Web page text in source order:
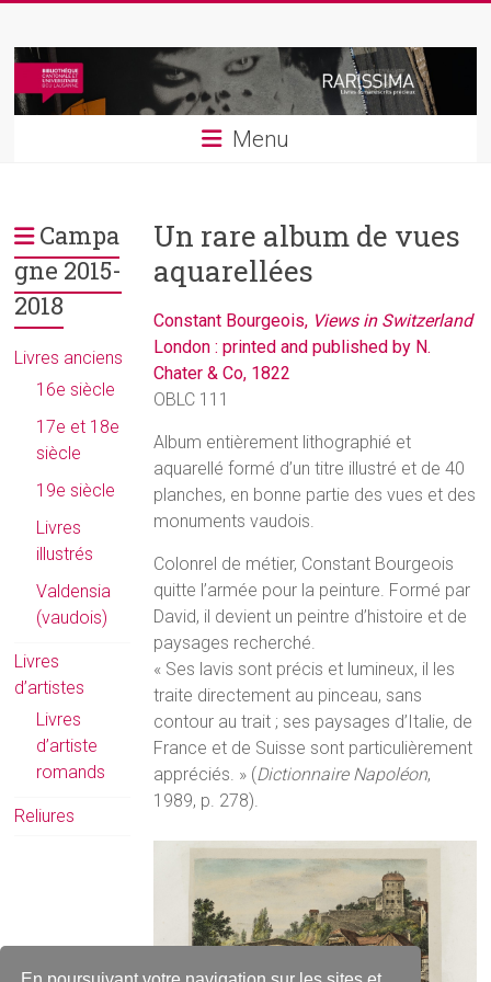
content
Rarissima
Livres
et
Menu
Un rare album de vues
aquarellées
Constant Bourgeois, Views in Switzerland
London : printed and published by N.
Chater & Co, 1822
OBLC 111
Album entièrement lithographié et
aquarellé formé d’un titre illustré et de 40
planches, en bonne partie des vues et des
monuments vaudois.
Colonrel de métier, Constant Bourgeois
quitte l’armée pour la peinture. Formé par
David, il devient un peintre d’histoire et de
paysages recherché.
« Ses lavis sont précis et lumineux, il les
traite directement au pinceau, sans
contour au trait ; ses paysages d’Italie, de
France et de Suisse sont particulièrement
appréciés. » (Dictionnaire Napoléon,
1989, p. 278).
Campa
gne 2015-
2018
Livres anciens
16e siècle
17e et 18e
siècle
19e siècle
Livres
illustrés
Valdensia
(vaudois)
Livres
d’artistes
Livres
d’artiste
romands
Reliures